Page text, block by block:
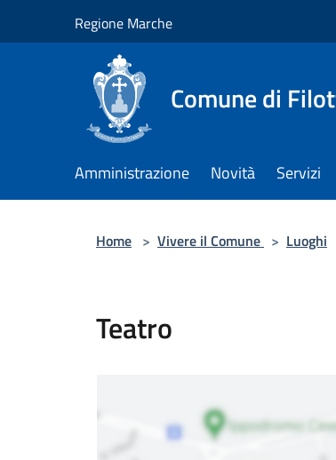
Regione Marche
Comune di
Amministrazione Novità Servizi
Home > Vivere il Comune > Luoghi
Teatro